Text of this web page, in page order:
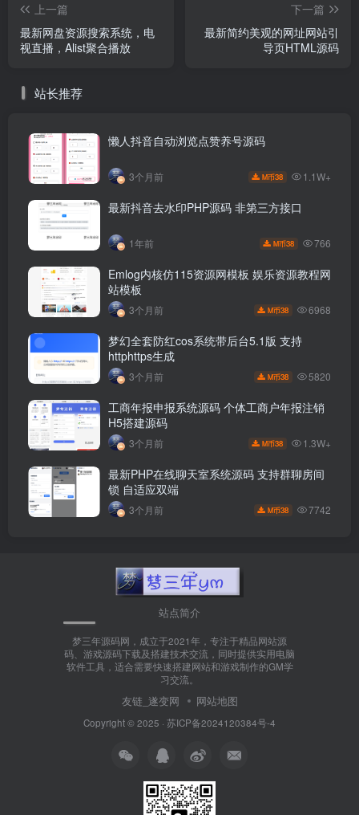
上一篇
最新网盘资源搜索系统，电
视直播，Alist聚合播放
下一篇
最新简约美观的网址网站引
导页HTML源码
站长推荐
懒人抖音自动浏览点赞养号源码
3个月前 M币38 1.1W+
最新抖音去水印PHP源码 非第三方接口
1年前 M币38 766
Emlog内核仿115资源网模板 娱乐资源教程网
站模板
3个月前 M币38 6968
梦幻全套防红cos系统带后台5.1版 支持
httphttps生成
3个月前 M币38 5820
工商年报申报系统源码 个体工商户年报注销
H5搭建源码
3个月前 M币38 1.3W+
最新PHP在线聊天室系统源码 支持群聊房间
锁 自适应双端
3个月前 M币38 7742
站点简介
梦三年源码网，成立于2021年，专注于精品网站源
码、游戏源码下载及搭建技术交流，同时提供实用电脑
软件工具，适合需要快速搭建网站和游戏制作的GM学
习交流。
友链_遂变网 网站地图
Copyright © 2025 · 苏ICP备2024120384号-4